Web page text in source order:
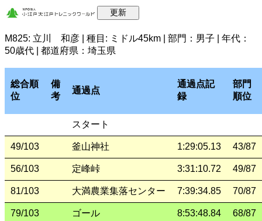
M825: 立川 和彦 | 種目: ミドル45km | 部門：男子 | 年代：
50歳代 | 都道府県：埼玉県
総合順
位
備
考
通過点
通過点記
録
部門
順位
スタート
49/103 釜山神社 1:29:05.13 43/87
56/103 定峰峠 3:31:10.72 49/87
81/103 大満農業集落センター 7:39:34.85 70/87
79/103 ゴール 8:53:48.84 68/87